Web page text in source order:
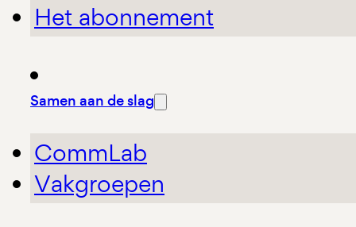
Het abonnement
Samen aan de slag
CommLab
Vakgroepen